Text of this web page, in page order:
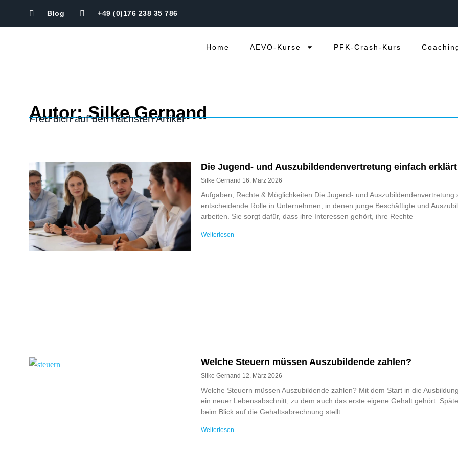
Blog +49 (0)176 238 35 786
Home AEVO-Kurse PFK-Crash-Kurs
Autor:Silke Gernand
Freu dich auf den nächsten Artikel
Die Jugend- und Auszubildendenvertretung einfach erklärt
Silke Gernand 16. März 2026
Aufgaben, Rechte & Möglichkeiten Die Jugend- und Auszubildendenvertretung
entscheidende Rolle in Unternehmen, in denen junge Beschäftigte und
arbeiten. Sie sorgt dafür, dass ihre Interessen gehört, ihre Rechte
Weiterlesen
Welche Steuern müssen Auszubildende zahlen?
Silke Gernand 12. März 2026
Welche Steuern müssen Auszubildende zahlen? Mit dem Start in die
ein neuer Lebensabschnitt, zu dem auch das erste eigene Gehalt gehört.
beim Blick auf die Gehaltsabrechnung stellt
Weiterlesen